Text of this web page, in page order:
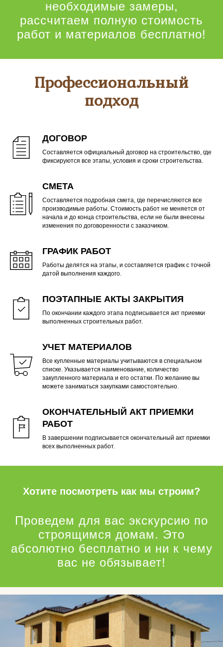
необходимые замеры,
рассчитаем полную стоимость
работ и материалов бесплатно!
Профессиональный
подход
ДОГОВОР
Составляется официальный договор на строительство, где
фиксируются все этапы, условия и сроки строительства.
СМЕТА
Составляется подробная смета, где перечисляются все
производимые работы. Стоимость работ не меняется от
начала и до конца строительства, если не были внесены
изменения по договоренности с заказчиком.
ГРАФИК РАБОТ
Работы делятся на этапы, и составляется график с точной
датой выполнения каждого.
ПОЭТАПНЫЕ АКТЫ ЗАКРЫТИЯ
По окончании каждого этапа подписывается акт приемки
выполненных строительных работ.
УЧЕТ МАТЕРИАЛОВ
Все купленные материалы учитываются в специальном
списке. Указывается наименование, количество
закупленного материала и его остатки. По желанию вы
можете заниматься закупками самостоятельно.
ОКОНЧАТЕЛЬНЫЙ АКТ ПРИЕМКИ
РАБОТ
В завершении подписывается окончательный акт приемки
всех выполненных работ.
Хотите посмотреть как мы строим?
Проведем для вас экскурсию по
строящимся домам. Это
абсолютно бесплатно и ни к чему
вас не обязывает!